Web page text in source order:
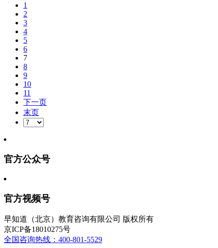
1
2
3
4
5
6
7
8
9
10
11
下一页
末页
官方公众号
官方视频号
早知道（北京）教育咨询有限公司 版权所有
京ICP备18010275号
全国咨询热线：400-801-5529